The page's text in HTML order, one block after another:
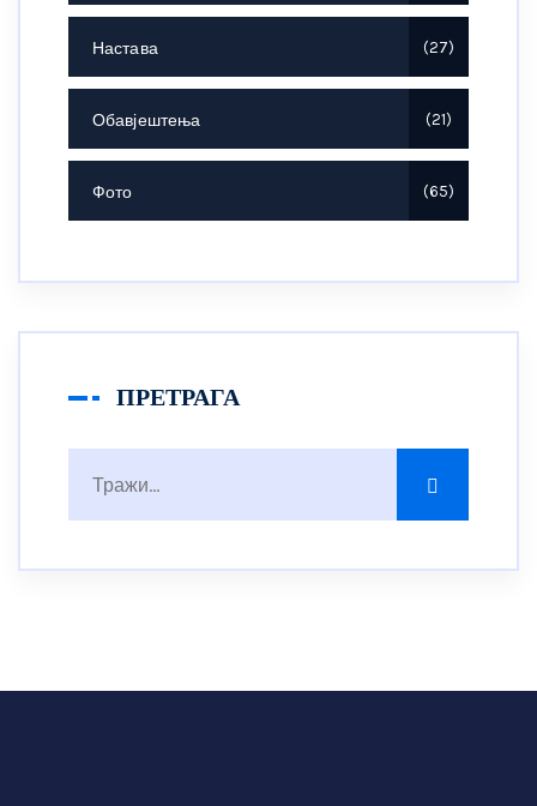
Настава 27
Обавјештења 21
Фото 65
ПРЕТРАГА